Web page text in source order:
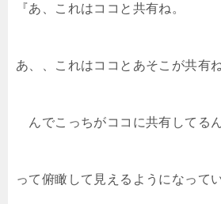
『あ、これはココと共有ね。
あ、、これはココとあそこが共有ね
んでこっちがココに共有してるん
って俯瞰して見えるようになって